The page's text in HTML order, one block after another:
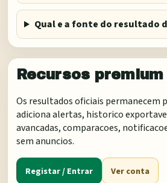
Qual e a fonte do resultado
Recursos premium
Os resultados oficiais permanecem
adiciona alertas, historico
avancadas, comparacoes,
sem anuncios.
Registar / Entrar Ver conta